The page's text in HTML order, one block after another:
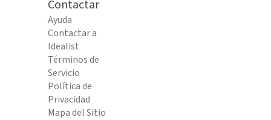
Contactar
Ayuda
Contactar a
Idealist
Términos de
Servicio
Política de
Privacidad
Mapa del Sitio